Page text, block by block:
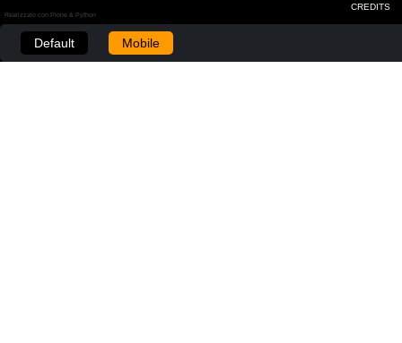
CREDITS
Realizzato con Plone & Python
Default Mobile